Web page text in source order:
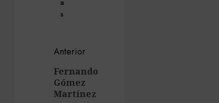
a
s
Navegación
de
entradas
Anterior
Entrada
anterior:
Fernando
Gómez
Martínez